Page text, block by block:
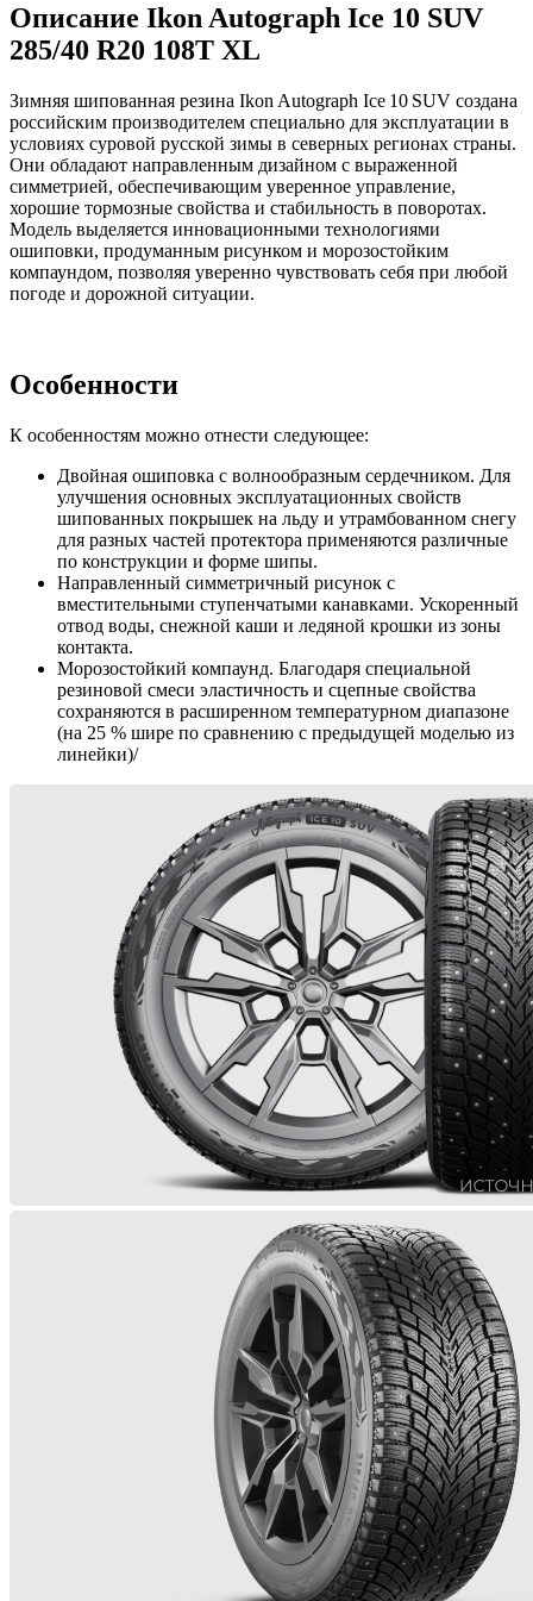
Описание Ikon Autograph Ice 10 SUV
285/40 R20 108T XL
Зимняя шипованная резина Ikon Autograph Ice 10 SUV создана
российским производителем специально для эксплуатации в
условиях суровой русской зимы в северных регионах страны.
Они обладают направленным дизайном с выраженной
симметрией, обеспечивающим уверенное управление,
хорошие тормозные свойства и стабильность в поворотах.
Модель выделяется инновационными технологиями
ошиповки, продуманным рисунком и морозостойким
компаундом, позволяя уверенно чувствовать себя при любой
погоде и дорожной ситуации.
Особенности
К особенностям можно отнести следующее:
Двойная ошиповка с волнообразным сердечником. Для
улучшения основных эксплуатационных свойств
шипованных покрышек на льду и утрамбованном снегу
для разных частей протектора применяются различные
по конструкции и форме шипы.
Направленный симметричный рисунок с
вместительными ступенчатыми канавками. Ускоренный
отвод воды, снежной каши и ледяной крошки из зоны
контакта.
Морозостойкий компаунд. Благодаря специальной
резиновой смеси эластичность и сцепные свойства
сохраняются в расширенном температурном диапазоне
(на 25 % шире по сравнению с предыдущей моделью из
линейки)/